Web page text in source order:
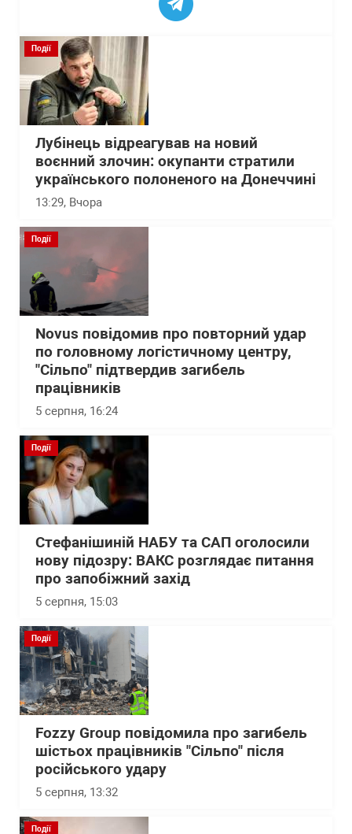
Події
Лубінець відреагував на новий
воєнний злочин: окупанти стратили
українського полоненого на Донеччині
13:29, Вчора
Події
Novus повідомив про повторний удар
по головному логістичному центру,
"Сільпо" підтвердив загибель
працівників
5 серпня, 16:24
Події
Стефанішиній НАБУ та САП оголосили
нову підозру: ВАКС розглядає питання
про запобіжний захід
5 серпня, 15:03
Події
Fozzy Group повідомила про загибель
шістьох працівників "Сільпо" після
російського удару
5 серпня, 13:32
Події